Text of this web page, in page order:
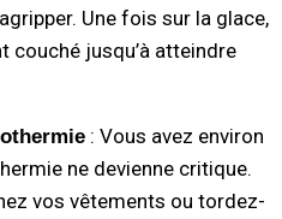
Une fois sur la glace,
couché jusqu’à atteindre
: Vous avez environ
ne devienne critique.
vos vêtements ou tordez-